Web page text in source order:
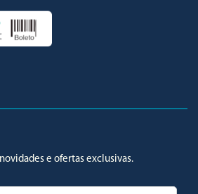
e ofertas exclusivas.